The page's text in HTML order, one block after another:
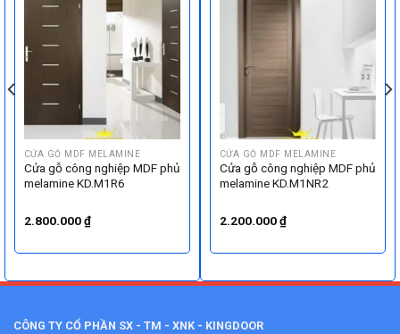
CỬA GỖ MDF MELAMINE
Cửa gỗ công nghiệp MDF phủ
melamine KD.M1R6
2.800.000₫
CỬA GỖ MDF MELAMINE
Cửa gỗ công nghiệp MDF phủ
melamine KD.M1NR2
2.200.000₫
CÔNG TY CỔ PHẦN SX - TM - XNK - KINGDOOR